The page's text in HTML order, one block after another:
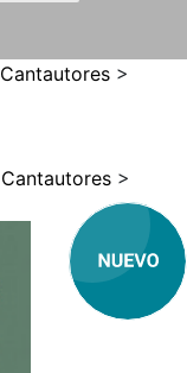
Cantautores >
Cantautores >